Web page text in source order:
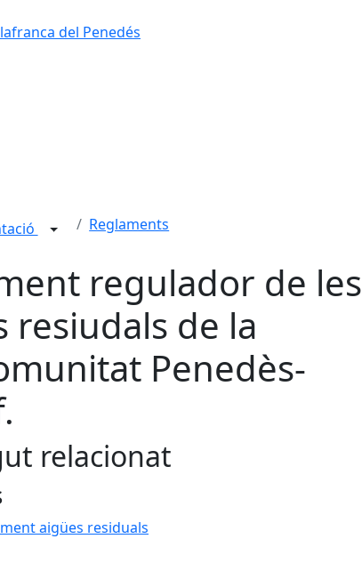
del Penedés
Reglaments
regulador de les
resiudals de la
Penedès-
relacionat
aigües residuals